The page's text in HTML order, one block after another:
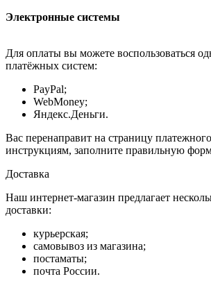
Электронные системы
Для оплаты вы можете воспользоваться
платёжных систем:
PayPal;
WebMoney;
Яндекс.Деньги.
Вас перенаправит на страницу
инструкциям, заполните правильную
Доставка
Наш интернет-магазин предлагает
доставки:
курьерская;
самовывоз из магазина;
постаматы;
почта России.